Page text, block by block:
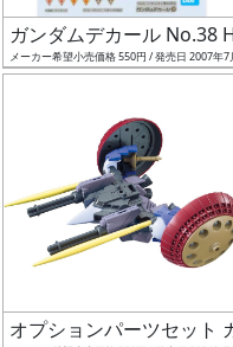
日
発
売
シュ
通知
対象
ギ
ャ
ガンダムデカール No.38
メーカー希望小売価格 550円 / 発売日 2007年7
オプションパーツセット